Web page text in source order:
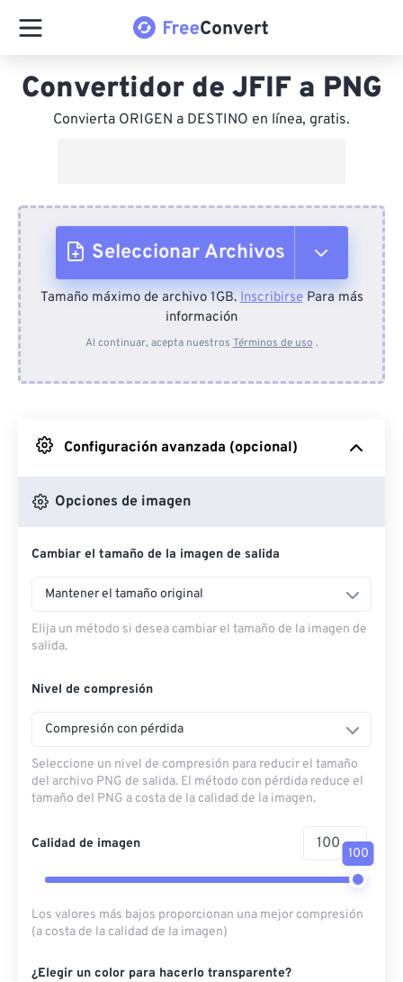
Convertidor de JFIF a PNG
Convierta ORIGEN a DESTINO en línea, gratis.
Seleccionar Archivos
Desde el dispositivo
Desde Google Drive
Desde OneDrive
Desde URL
Tamaño máximo de archivo 1GB.InscribirsePara más
información
Al continuar, acepta nuestros Términos de uso .
Configuración avanzada (opcional)
Opciones de imagen
Cambiar el tamaño de la imagen de salida
Mantener el tamaño original
Elija un método si desea cambiar el tamaño de la imagen de
salida.
Nivel de compresión
Compresión con pérdida
Seleccione un nivel de compresión para reducir el tamaño
del archivo PNG de salida. El método con pérdida reduce el
tamaño del PNG a costa de la calidad de la imagen.
Calidad de imagen
100
Los valores más bajos proporcionan una mejor compresión
(a costa de la calidad de la imagen)
¿Elegir un color para hacerlo transparente?